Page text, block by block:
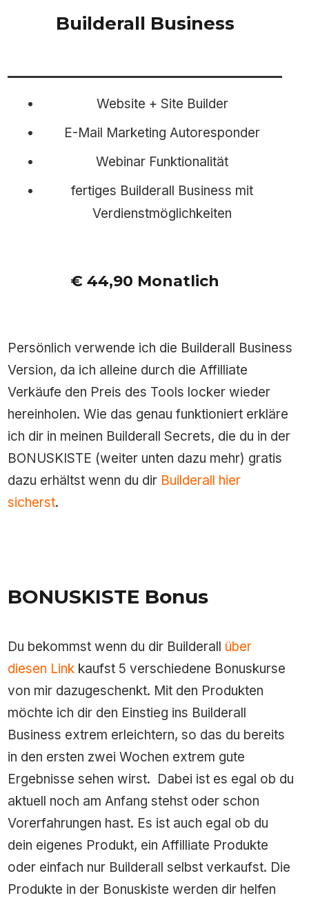
Builderall Business
Website + Site Builder
E-Mail Marketing Autoresponder
Webinar Funktionalität
fertiges Builderall Business mit
Verdienstmöglichkeiten
€ 44,90 Monatlich
Persönlich verwende ich die Builderall Business
Version, da ich alleine durch die Affilliate
Verkäufe den Preis des Tools locker wieder
hereinholen. Wie das genau funktioniert erkläre
ich dir in meinen Builderall Secrets, die du in der
BONUSKISTE (weiter unten dazu mehr) gratis
dazu erhältst wenn du dir Builderall hier
sicherst.
BONUSKISTE Bonus
Du bekommst wenn du dir Builderall über
diesen Link kaufst 5 verschiedene Bonuskurse
von mir dazugeschenkt. Mit den Produkten
möchte ich dir den Einstieg ins Builderall
Business extrem erleichtern, so das du bereits
in den ersten zwei Wochen extrem gute
Ergebnisse sehen wirst. Dabei ist es egal ob du
aktuell noch am Anfang stehst oder schon
Vorerfahrungen hast. Es ist auch egal ob du
dein eigenes Produkt, ein Affilliate Produkte
oder einfach nur Builderall selbst verkaufst. Die
Produkte in der Bonuskiste werden dir helfen